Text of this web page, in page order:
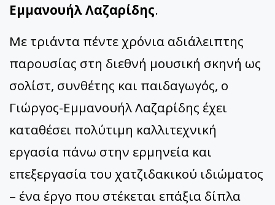
Εμμανουήλ Λαζαρίδης.
Με τριάντα πέντε χρόνια αδιάλειπτης
παρουσίας στη διεθνή μουσική σκηνή ως
σολίστ, συνθέτης και παιδαγωγός, ο
Γιώργος-Εμμανουήλ Λαζαρίδης έχει
καταθέσει πολύτιμη καλλιτεχνική
εργασία πάνω στην ερμηνεία και
επεξεργασία του χατζιδακικού ιδιώματος
– ένα έργο που στέκεται επάξια δίπλα